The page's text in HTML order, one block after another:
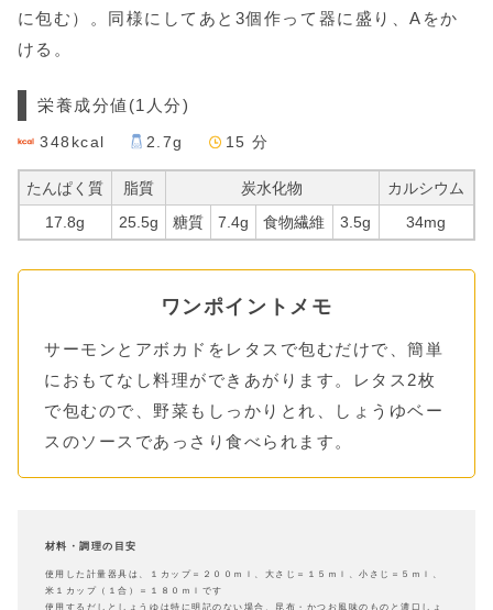
に包む）。同様にしてあと3個作って器に盛り、Aをか
ける。
栄養成分値 (1人分)
348kcal 2.7g 15 分
たんぱく質 脂質 炭水化物
カルシウム
17.8g
25.5g 糖質 7.4g 食物繊維 3.5g 34mg
ワンポイントメモ
サーモンとアボカドをレタスで包むだけで、簡単
におもてなし料理ができあがります。レタス2枚
で包むので、野菜もしっかりとれ、しょうゆベー
スのソースであっさり食べられます。
材料・調理の目安
使用した計量器具は、１カップ＝２００ｍｌ、大さじ＝１５ｍｌ、小さじ＝５ｍｌ、
米１カップ（１合）＝１８０ｍｌです
使用するだしとしょうゆは特に明記のない場合、昆布・かつお風味のものと濃口しょ